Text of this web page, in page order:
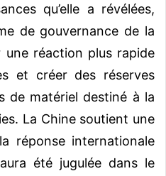
qu’elle a révélées,
de gouvernance de la
une réaction plus rapide
et créer des réserves
de matériel destiné à la
La Chine soutient une
réponse internationale
été jugulée dans le